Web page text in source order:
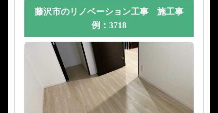
藤沢市のリノベーション工事 施工事
例：3718